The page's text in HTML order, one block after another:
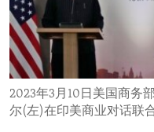
ECONOMY AND TRADE
ENVIRONMENT AND
IDEALS AND
2023年3月10日美国商务
尔(左)在印美商业对话联